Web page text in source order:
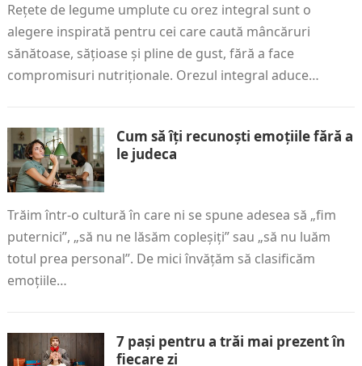
Rețete de legume umplute cu orez integral sunt o
alegere inspirată pentru cei care caută mâncăruri
sănătoase, sățioase și pline de gust, fără a face
compromisuri nutriționale. Orezul integral aduce…
Cum să îți recunoști emoțiile fără a
le judeca
Trăim într-o cultură în care ni se spune adesea să „fim
puternici”, „să nu ne lăsăm copleșiți” sau „să nu luăm
totul prea personal”. De mici învățăm să clasificăm
emoțiile…
7 pași pentru a trăi mai prezent în
fiecare zi